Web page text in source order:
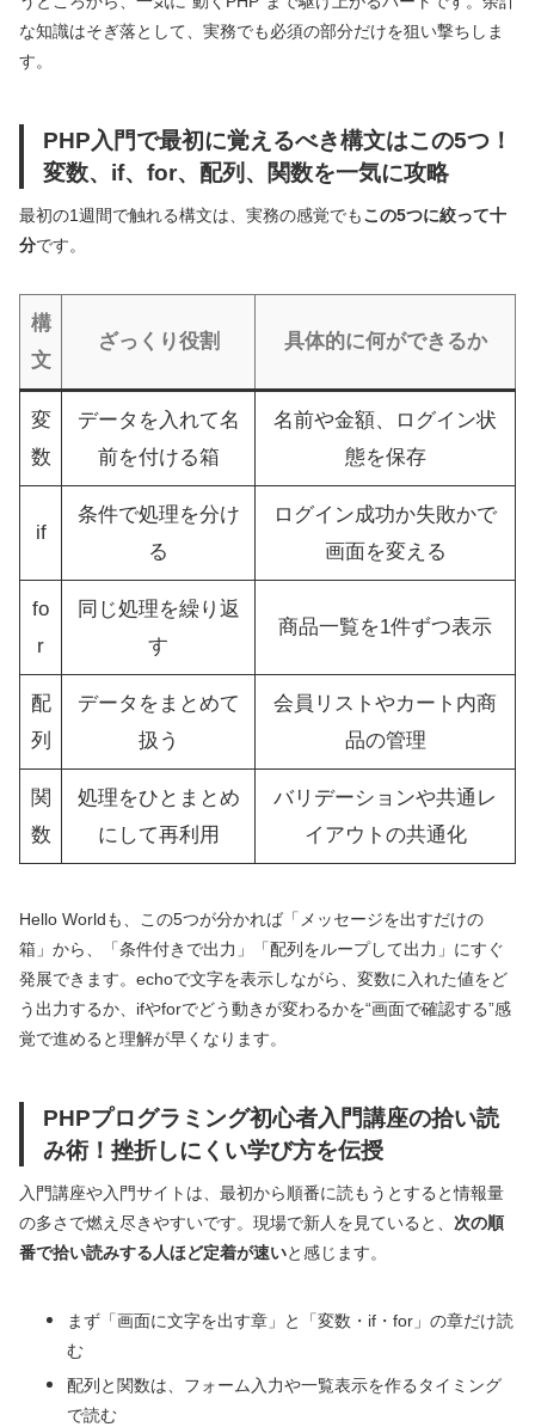
な知識はそぎ落として、実務でも必須の部分だけを狙い撃ちしま
す。
PHP入門で最初に覚えるべき構文はこの5つ！
変数、if、for、配列、関数を一気に攻略
最初の1週間で触れる構文は、実務の感覚でもこの5つに絞って十
分です。
構
文
ざっくり役割 具体的に何ができるか
変
数
データを入れて名
前を付ける箱
名前や金額、ログイン状
態を保存
if
条件で処理を分け
る
ログイン成功か失敗かで
画面を変える
fo
r
同じ処理を繰り返
す
商品一覧を1件ずつ表示
配
列
データをまとめて
扱う
会員リストやカート内商
品の管理
関
数
処理をひとまとめ
にして再利用
バリデーションや共通レ
イアウトの共通化
Hello Worldも、この5つが分かれば「メッセージを出すだけの
箱」から、「条件付きで出力」「配列をループして出力」にすぐ
発展できます。echoで文字を表示しながら、変数に入れた値をど
う出力するか、ifやforでどう動きが変わるかを“画面で確認する”感
覚で進めると理解が早くなります。
PHPプログラミング初心者入門講座の拾い読
み術！挫折しにくい学び方を伝授
入門講座や入門サイトは、最初から順番に読もうとすると情報量
の多さで燃え尽きやすいです。現場で新人を見ていると、 次の順
番で拾い読みする人ほど定着が速いと感じます。
まず「画面に文字を出す章」と「変数・if・for」の章だけ読
む
配列と関数は、フォーム入力や一覧表示を作るタイミング
で読む